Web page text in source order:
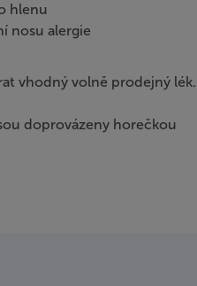
hlenu
nosu alergie
vhodný volně prodejný
doprovázeny horečkou